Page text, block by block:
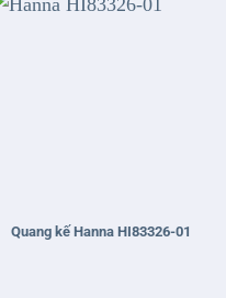
Quang kế Hanna HI83326-01